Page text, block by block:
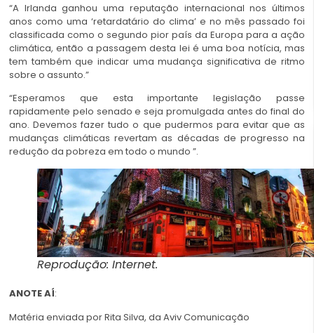
“A Irlanda ganhou uma reputação internacional nos últimos
anos como uma ‘retardatário do clima’ e no mês passado foi
classificada como o segundo pior país da Europa para a ação
climática, então a passagem desta lei é uma boa notícia, mas
tem também que indicar uma mudança significativa de ritmo
sobre o assunto.”
“Esperamos que esta importante legislação passe
rapidamente pelo senado e seja promulgada antes do final do
ano. Devemos fazer tudo o que pudermos para evitar que as
mudanças climáticas revertam as décadas de progresso na
redução da pobreza em todo o mundo ”.
Reprodução: Internet.
ANOTE AÍ:
Matéria enviada por Rita Silva, da Aviv Comunicação